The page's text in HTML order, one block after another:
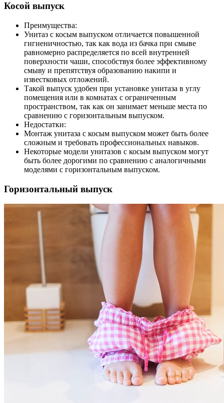
Косой выпуск
Преимущества:
Унитаз с косым выпуском отличается повышенной
гигиеничностью, так как вода из бачка при смыве
равномерно распределяется по всей внутренней
поверхности чаши, способствуя более эффективному
смыву и препятствуя образованию накипи и
известковых отложений.
Такой выпуск удобен при установке унитаза в углу
помещения или в комнатах с ограниченным
пространством, так как он занимает меньше места по
сравнению с горизонтальным выпуском.
Недостатки:
Монтаж унитаза с косым выпуском может быть более
сложным и требовать профессиональных навыков.
Некоторые модели унитазов с косым выпуском могут
быть более дорогими по сравнению с аналогичными
моделями с горизонтальным выпуском.
Горизонтальный выпуск